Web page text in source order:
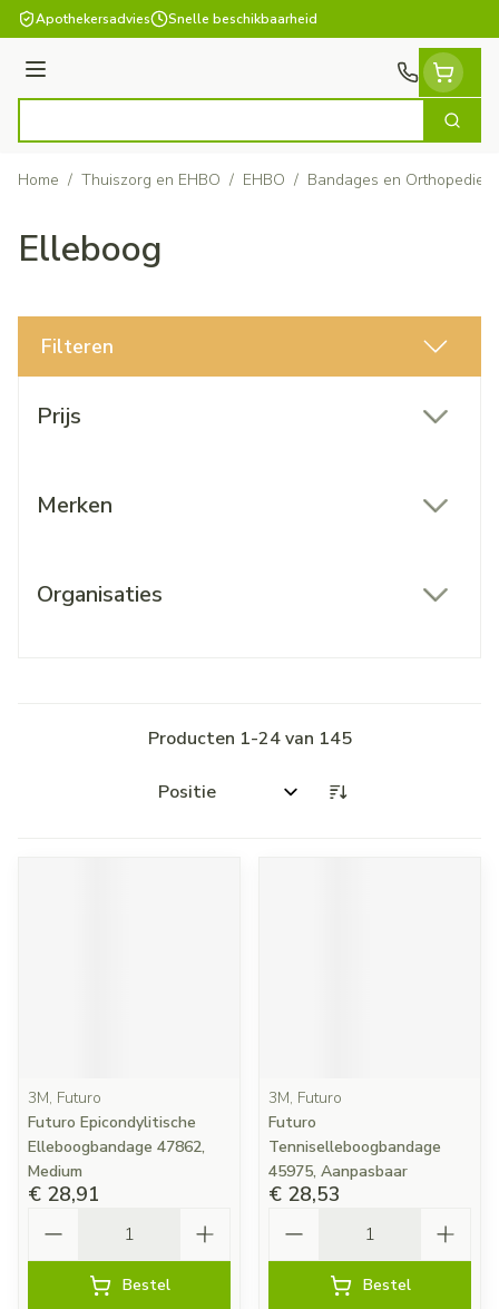
Ga naar de inhoud
Apothekersadvies Snelle beschikbaarheid
Menu
Zoek
Home / Thuiszorg en EHBO / EHBO / Bandages en Orthopedie
Elleboog
Filteren
Prijs
Merken
Organisaties
Producten 1-24van 145
Sorteer op:
3M, Futuro
Futuro Epicondylitische
Elleboogbandage 47862,
Medium
€ 28,91
Bestel
3M, Futuro
Futuro
Tenniselleboogbandage
45975, Aanpasbaar
€ 28,53
Bestel